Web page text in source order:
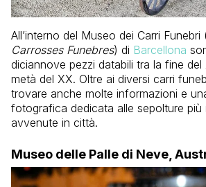
All’interno del Museo dei Carri Funebri
Carrosses Funebres) di Barcellona
diciannove pezzi databili tra la fine
metà del XX. Oltre ai diversi carri
trovare anche molte informazioni e
fotografica dedicata alle sepolture più
avvenute in città.
Museo delle Palle di Neve,